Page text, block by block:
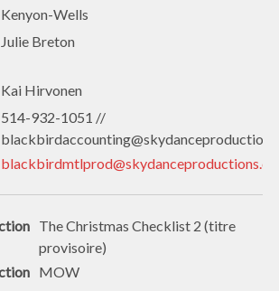
Kenyon-Wells
Julie Breton
Kai Hirvonen
514-932-1051 //
The Christmas Checklist 2 (titre
provisoire)
MOW